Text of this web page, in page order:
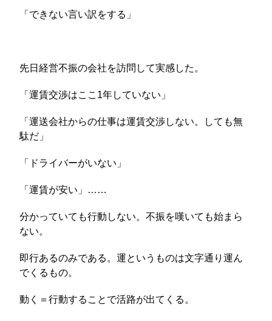
「できない言い訳をする」
先日経営不振の会社を訪問して実感した。
「運賃交渉はここ1年していない」
「運送会社からの仕事は運賃交渉しない。しても無
駄だ」
「ドライバーがいない」
「運賃が安い」……
分かっていても行動しない。不振を嘆いても始まら
ない。
即行あるのみである。運というものは文字通り運ん
でくるもの。
動く＝行動することで活路が出てくる。